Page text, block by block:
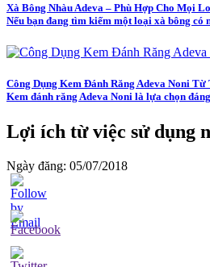
Xà Bông Nhàu Adeva – Phù Hợp Cho Mọi
Nếu bạn đang tìm kiếm một loại xà bông có
Công Dụng Kem Đánh Răng Adeva Noni
Kem đánh răng Adeva Noni là lựa chọn
Lợi ích từ việc sử dụng
Ngày đăng: 05/07/2018